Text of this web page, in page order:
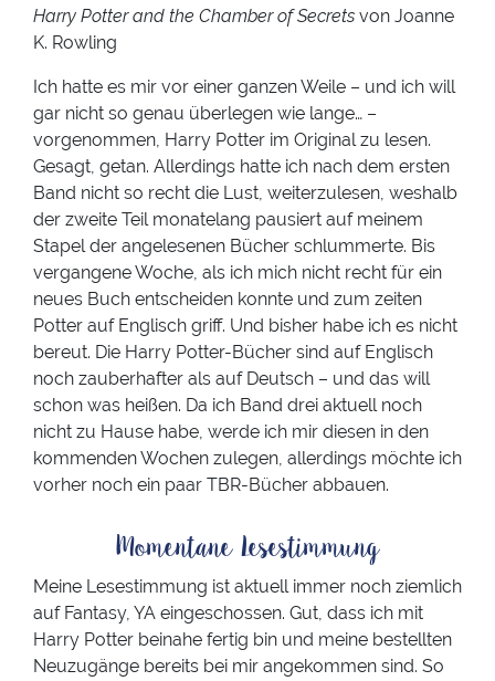
Harry Potter and the Chamber of Secrets von Joanne
K. Rowling
Ich hatte es mir vor einer ganzen Weile – und ich will
gar nicht so genau überlegen wie lange… –
vorgenommen, Harry Potter im Original zu lesen.
Gesagt, getan. Allerdings hatte ich nach dem ersten
Band nicht so recht die Lust, weiterzulesen, weshalb
der zweite Teil monatelang pausiert auf meinem
Stapel der angelesenen Bücher schlummerte. Bis
vergangene Woche, als ich mich nicht recht für ein
neues Buch entscheiden konnte und zum zeiten
Potter auf Englisch griff. Und bisher habe ich es nicht
bereut. Die Harry Potter-Bücher sind auf Englisch
noch zauberhafter als auf Deutsch – und das will
schon was heißen. Da ich Band drei aktuell noch
nicht zu Hause habe, werde ich mir diesen in den
kommenden Wochen zulegen, allerdings möchte ich
vorher noch ein paar TBR-Bücher abbauen.
Momentane Lesestimmung
Meine Lesestimmung ist aktuell immer noch ziemlich
auf Fantasy, YA eingeschossen. Gut, dass ich mit
Harry Potter beinahe fertig bin und meine bestellten
Neuzugänge bereits bei mir angekommen sind. So